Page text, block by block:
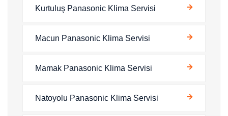
Kurtuluş Panasonic Klima Servisi
Macun Panasonic Klima Servisi
Mamak Panasonic Klima Servisi
Natoyolu Panasonic Klima Servisi